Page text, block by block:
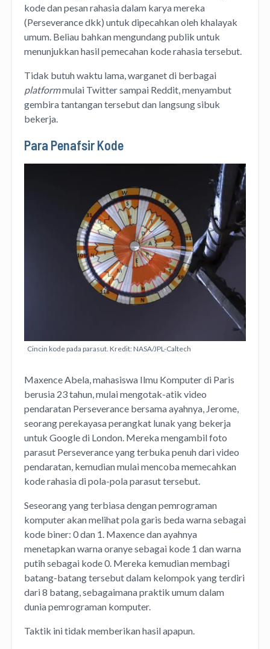
kode dan pesan rahasia dalam karya mereka
(Perseverance dkk) untuk dipecahkan oleh khalayak
umum. Beliau bahkan mengundang publik untuk
menunjukkan hasil pemecahan kode rahasia tersebut.
Tidak butuh waktu lama, warganet di berbagai
platformmulai Twitter sampai Reddit, menyambut
gembira tantangan tersebut dan langsung sibuk
bekerja.
Para Penafsir Kode
Cincin kode pada parasut. Kredit: NASA/JPL-Caltech
Maxence Abela, mahasiswa Ilmu Komputer di Paris
berusia 23 tahun, mulai mengotak-atik video
pendaratan Perseverance bersama ayahnya, Jerome,
seorangperekayasa perangkat lunak yang bekerja
untuk Google di London. Mereka mengambil foto
parasut Perseverance yang terbuka penuh dari video
pendaratan, kemudian mulai mencoba memecahkan
kode rahasia di pola-pola parasut tersebut.
Seseorang yang terbiasa dengan pemrograman
komputer akan melihat pola garis beda warna sebagai
kode biner: 0 dan 1. Maxence dan ayahnya
menetapkan warna oranye sebagai kode 1 dan warna
putih sebagai kode 0. Mereka kemudian membagi
batang-batang tersebut dalam kelompok yang terdiri
dari 8 batang, sebagaimana praktik umum dalam
dunia pemrograman komputer.
Taktik ini tidak memberikan hasil apapun.